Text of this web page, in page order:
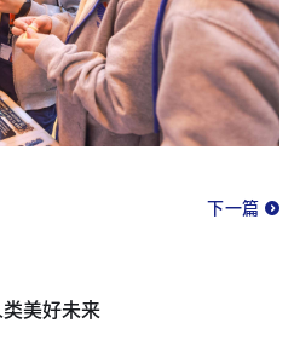
下一篇
美好未来